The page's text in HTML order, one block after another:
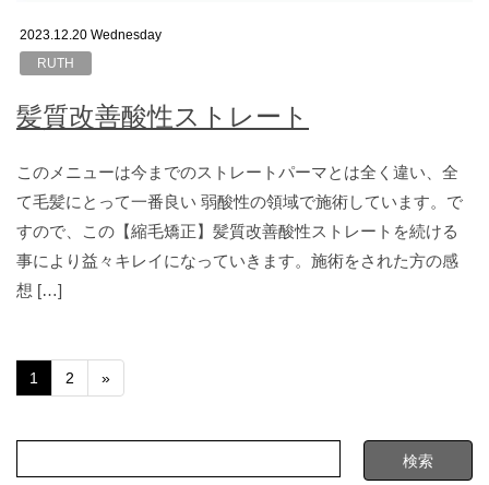
2023.12.20 Wednesday
RUTH
髪質改善酸性ストレート
このメニューは今までのストレートパーマとは全く違い、全
て毛髪にとって一番良い 弱酸性の領域で施術しています。で
すので、この【縮毛矯正】髪質改善酸性ストレートを続ける
事により益々キレイになっていきます。施術をされた方の感
想 […]
1 2 »